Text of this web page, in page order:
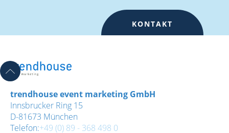
KONTAKT
trendhouse event marketing GmbH
Innsbrucker Ring 15
D-81673 München
Telefon:+49 (0) 89 - 368 498 0